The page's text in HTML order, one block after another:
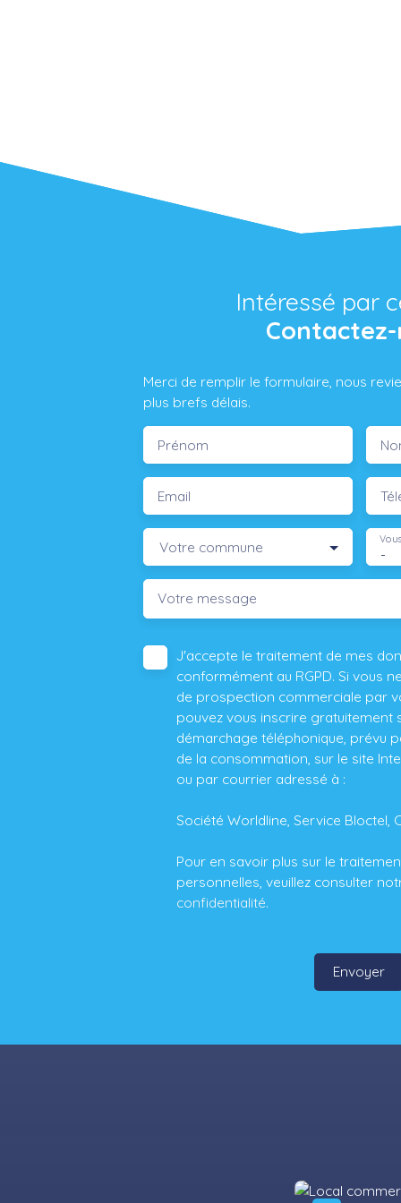
Intéressé par
Merci de remplir le formulaire, nous
plus brefs délais.
Prénom
Email
Votre commune -
Votre message
J'accepte le traitement de mes
conformément au RGPD. Si vous
de prospection commerciale par
pouvez vous inscrire gratuitement
démarchage téléphonique, prévu
de la consommation, sur le site
ou par courrier adressé à :
Société Worldline, Service Bloctel,
Pour en savoir plus sur le
personnelles, veuillez consulter
confidentialité.
Envoyer